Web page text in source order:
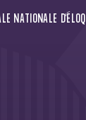
NATIONALE